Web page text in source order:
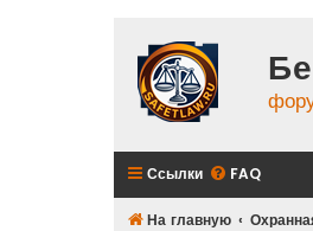
Ссылки FAQ
На главную